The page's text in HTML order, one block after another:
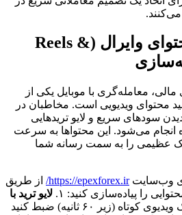
استراتژی تولید محتوای وایرال (Reels &
معامله‌گری با موبایل یکی از
محتوای ویدیویی است. مخاطبان در
سودهای سریع و لایو تریدهایی
می‌شود. این محتواها به سرعت
عظیمی را به سمت رسانه شما
وب‌سایتhttps://epexforex.ir/
از طریق
را پیاده‌سازی کنید: ۱.
لایو ترید با
یک ویدیوی کوتاه (زیر ۶۰ ثانیه) ضبط کنید